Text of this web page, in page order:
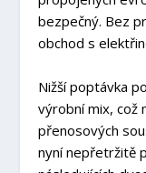
bezpečný. Bez
obchod s
Nižší poptávka
výrobní mix, což
přenosových
nyní nepřetržitě